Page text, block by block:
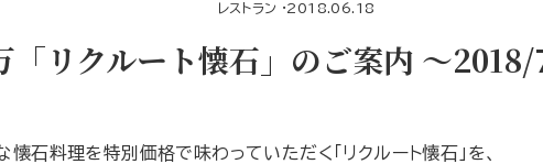
レストラン ·2018.06.18
「リクルート懐石」のご案内 〜
石料理を特別価格で味わっていただく「リクルート懐石」を、